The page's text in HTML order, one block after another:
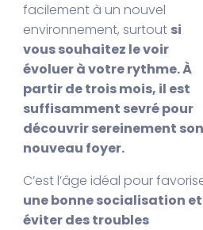
facilement à un nouvel
environnement, surtout si
vous souhaitez le voir
évoluer à votre rythme. À
partir de trois mois, il est
suffisamment sevré pour
découvrir sereinement son
nouveau foyer.
C’est l’âge idéal pour
une bonne socialisation et
éviter des troubles